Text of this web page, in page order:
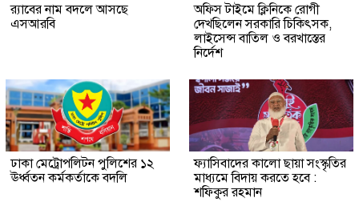
র‍্যাবের নাম বদলে আসছে
এসআরবি
অফিস টাইমে ক্লিনিকে রোগী
দেখছিলেন সরকারি চিকিৎসক,
লাইসেন্স বাতিল ও বরখাস্তের
নির্দেশ
ঢাকা মেট্রোপলিটন পুলিশের ১২
ঊর্ধ্বতন কর্মকর্তাকে বদলি
ফ্যাসিবাদের কালো ছায়া সংস্কৃতির
মাধ্যমে বিদায় করতে হবে :
শফিকুর রহমান